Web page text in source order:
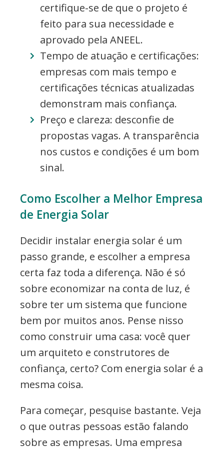
certifique-se de que o projeto é
feito para sua necessidade e
aprovado pela ANEEL.
Tempo de atuação e certificações:
empresas com mais tempo e
certificações técnicas atualizadas
demonstram mais confiança.
Preço e clareza: desconfie de
propostas vagas. A transparência
nos custos e condições é um bom
sinal.
Como Escolher a Melhor Empresa
de Energia Solar
Decidir instalar energia solar é um
passo grande, e escolher a empresa
certa faz toda a diferença. Não é só
sobre economizar na conta de luz, é
sobre ter um sistema que funcione
bem por muitos anos. Pense nisso
como construir uma casa: você quer
um arquiteto e construtores de
confiança, certo? Com energia solar é a
mesma coisa.
Para começar, pesquise bastante. Veja
o que outras pessoas estão falando
sobre as empresas. Uma empresa